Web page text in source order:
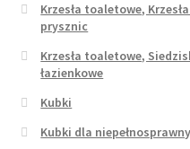
Krzesła toaletowe,
prysznic
Krzesła toaletowe,
łazienkowe
Kubki
Kubki dla